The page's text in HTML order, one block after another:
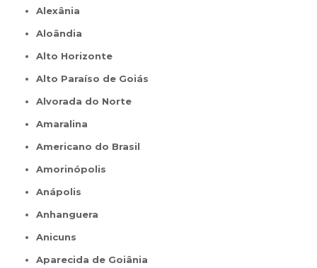
Alexânia
Aloândia
Alto Horizonte
Alto Paraíso de Goiás
Alvorada do Norte
Amaralina
Americano do Brasil
Amorinópolis
Anápolis
Anhanguera
Anicuns
Aparecida de Goiânia